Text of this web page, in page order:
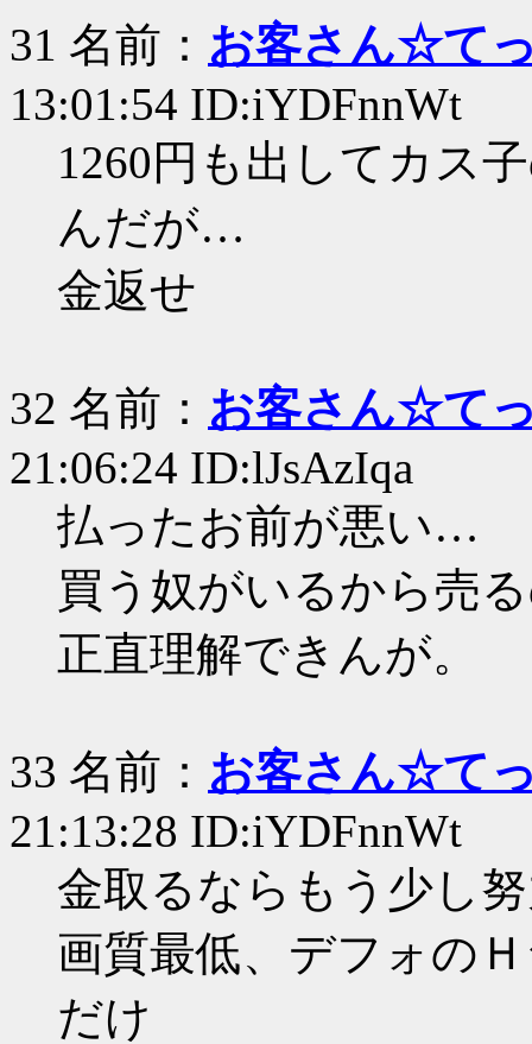
31 名前： お客さん☆て
13:01:54 ID:iYDFnnWt
1260円も出してカス
んだが…
金返せ
32 名前： お客さん☆て
21:06:24 ID:lJsAzIqa
払ったお前が悪い…
買う奴がいるから売
正直理解できんが。
33 名前： お客さん☆て
21:13:28 ID:iYDFnnWt
金取るならもう少し
画質最低、デフォの
だけ